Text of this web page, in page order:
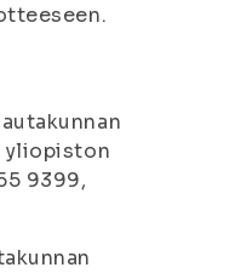
yliopiston
9399,